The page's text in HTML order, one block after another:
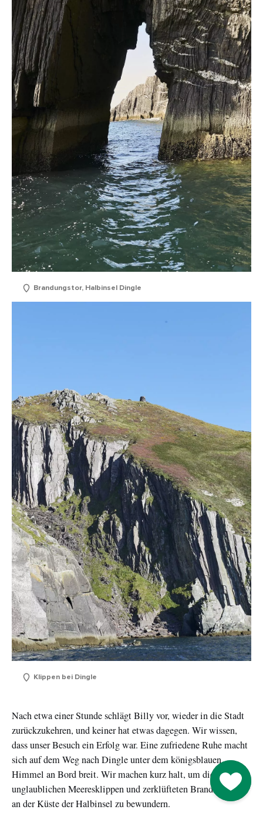
Go to
Brandungstor, Halbinsel Dingle
Klippen bei Dingle
Nach etwa einer Stunde schlägt Billy vor, wieder in die Stadt
zurückzukehren, und keiner hat etwas dagegen. Wir wissen,
dass unser Besuch ein Erfolg war. Eine zufriedene Ruhe macht
sich auf dem Weg nach Dingle unter dem königsblauen
Himmel an Bord breit. Wir machen kurz halt, um die
unglaublichen Meeresklippen und zerklüfteten Brandungstore
an der Küste der Halbinsel zu bewundern.